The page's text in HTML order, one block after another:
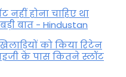
होना चाहिए था
बात - Hindustan
को किया रिटेन
के पास कितने स्लॉट